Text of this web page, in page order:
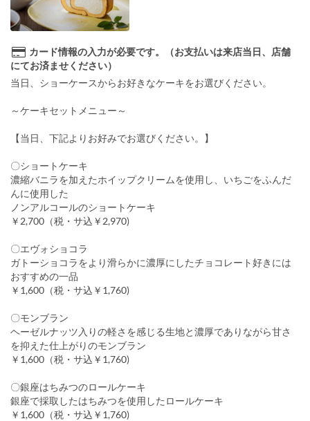
カード情報の入力が必要です。（お支払いは来店当日、店舗
にてお済ませください）
当日、ショーケースからお好きなケーキをお選びください。
～ケーキセットメニュー～
【当日、下記よりお好みでお選びください。】
〇ショートケーキ
濃縮バニラを加えたホイップクリームを使用し、いちごをふんだ
んに使用した
ノンアルコールのショートケーキ
￥2,700（税・サ込￥2,970)
〇エヴォショコラ
ガトーショコラをより滑らかに濃厚にしたチョコレート好きには
おすすめの一品
￥1,600（税・サ込￥1,760)
〇モンブラン
ヘーゼルナッツ入りの軽さを感じる生地と濃厚でありながら甘さ
を抑えた仕上がりのモンブラン
￥1,600（税・サ込￥1,760)
〇銀座はちみつのロールケーキ
銀座で採取したはちみつを使用したロールケーキ
￥1,600（税・サ込￥1,760)